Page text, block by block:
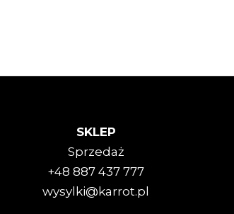
SKLEP
Sprzedaż
+48 887 437 777
wysylki@karrot.pl